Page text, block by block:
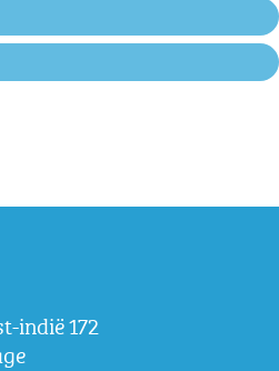
indië 172